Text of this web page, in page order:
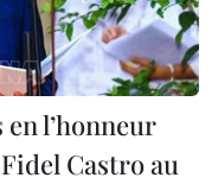
l’honneur
Castro au